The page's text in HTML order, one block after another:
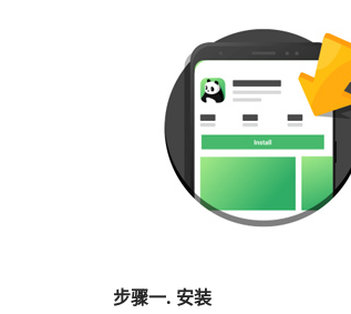
步骤一. 安装